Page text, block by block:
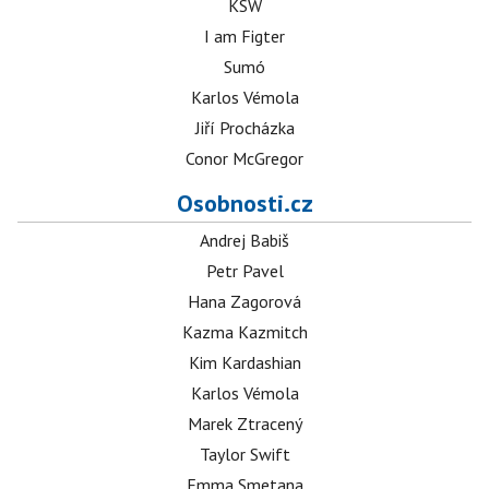
KSW
I am Figter
Sumó
Karlos Vémola
Jiří Procházka
Conor McGregor
Osobnosti.cz
Andrej Babiš
Petr Pavel
Hana Zagorová
Kazma Kazmitch
Kim Kardashian
Karlos Vémola
Marek Ztracený
Taylor Swift
Emma Smetana